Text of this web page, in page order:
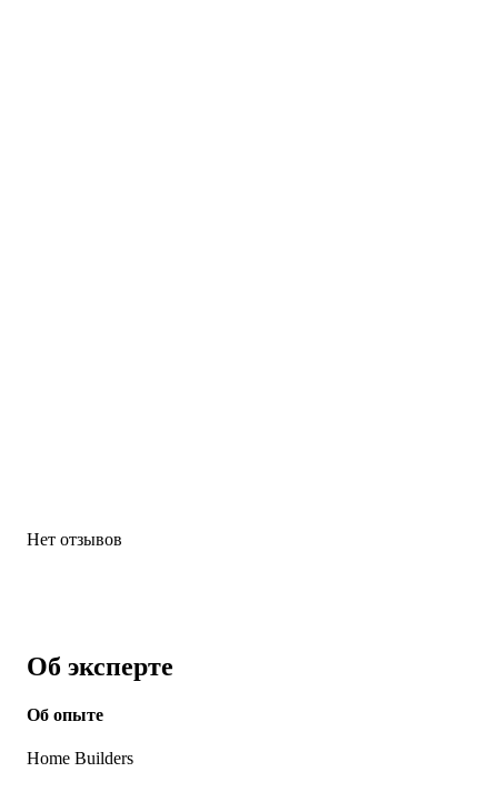
Нет отзывов
Об эксперте
Об опыте
Home Builders